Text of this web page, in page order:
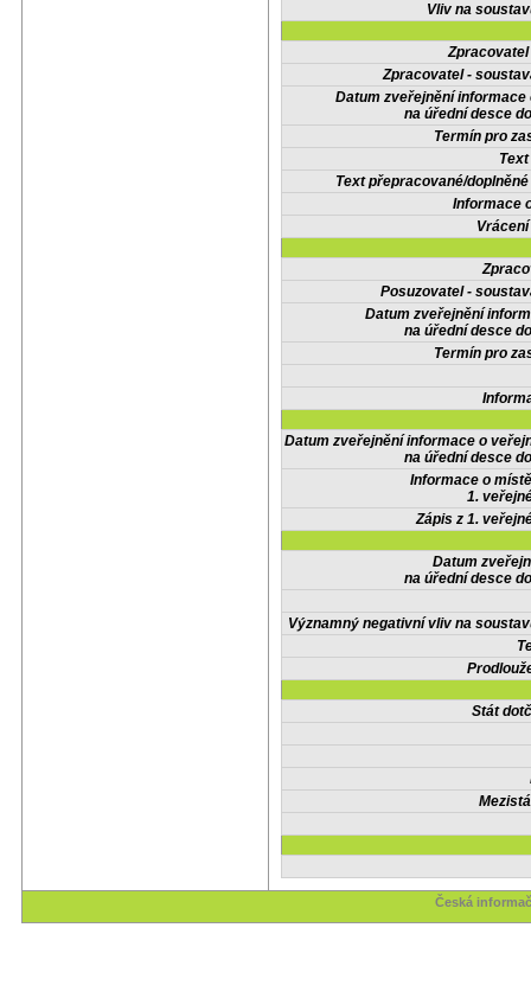
Vliv na
Zpracovatel -
Datum zveřejnění informace
na úřední desce
Termín pro
Text přepracované/
Informace
Posuzovatel -
Datum zveřejnění
na úřední desce
Termín pro
Datum zveřejnění informace o
na úřední desce
Informace o
1.
Zápis z 1.
Datum
na úřední desce
Významný negativní vliv na
Stát
Česká